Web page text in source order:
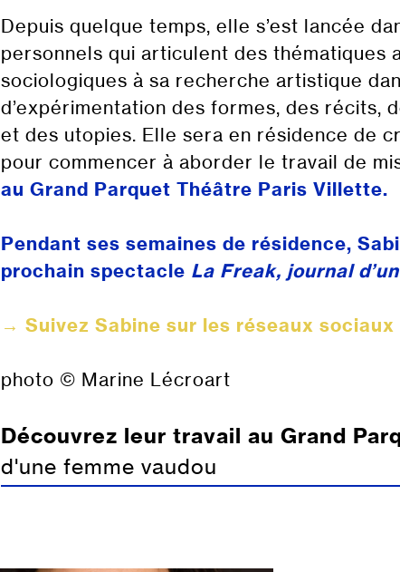
Depuis quelque temps, elle s’est lancée
personnels qui articulent des thématiques
sociologiques à sa recherche artistique
d’expérimentation des formes, des récits,
et des utopies. Elle sera en résidence de
pour commencer à aborder le travail de
au Grand Parquet Théâtre Paris Villette.
Pendant ses semaines de résidence,
prochain spectacle La Freak, journal
→ Suivez Sabine sur les réseaux sociaux
photo © Marine Lécroart
Découvrez leur travail au Grand
d'une femme vaudou